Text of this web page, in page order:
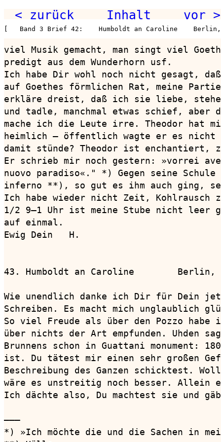
< zurück Inhalt vor >
[   Band 3 Brief 42:    Humboldt an Caroline
viel Musik gemacht, man singt viel
predigt aus dem Wunderhorn usf.
Ich habe Dir wohl noch nicht gesagt,
auf Goethes förmlichen Rat, meine Partie
erkläre dreist, daß ich sie liebe, stehe
und tadle, manchmal etwas schief, aber
mache ich die Leute irre. Theodor hat
heimlich — öffentlich wagte er es nicht
damit stünde? Theodor ist enchantiert,
Er schrieb mir noch gestern: »vorrei
nuovo paradiso«." *) Gegen seine Schule
inferno **), so gut es ihm auch ging,
Ich habe wieder nicht Zeit, Kohlrausch
1/2 9—1 Uhr ist meine Stube nicht leer
auf einmal.
Ewig Dein   H.
43. Humboldt an Caroline        Berlin,
Wie unendlich danke ich Dir für Dein
Schreiben. Es macht mich unglaublich
So viel Freude als über den Pozzo habe
über nichts der Art empfunden. Uhden
Brunnens schon in Guattani monument:
ist. Du tätest mir einen sehr großen
Beschreibung des Ganzen schicktest.
wäre es unstreitig noch besser. Allein
Ich dächte also, Du machtest sie und
———
*) »Ich möchte die und die Sachen in